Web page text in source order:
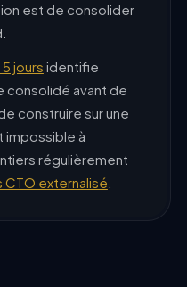
est de consolider
jours identifie
consolidé avant de
construire sur une
impossible à
régulièrement
CTO externalisé